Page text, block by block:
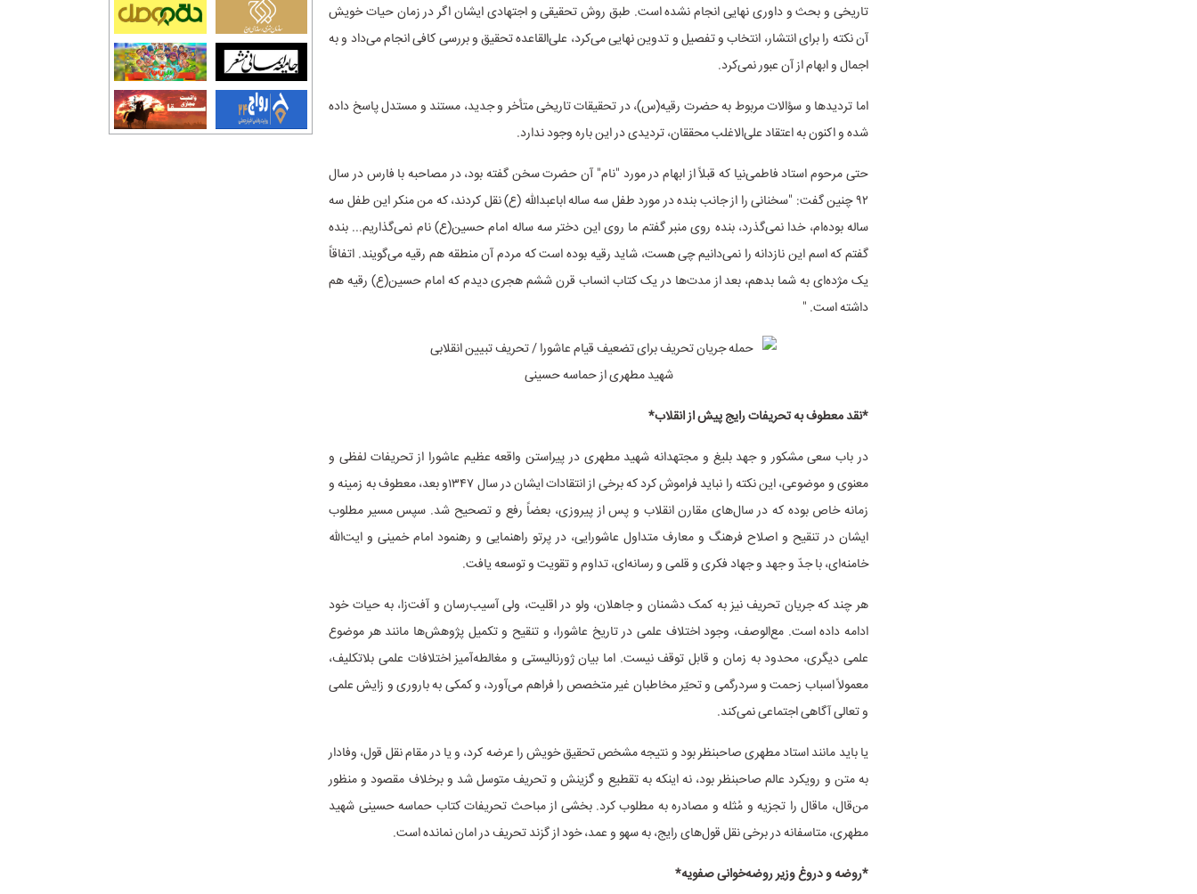
تاریخی و بحث و داوری نهایی انجام نشده است. طبق روش تحقیقی و اجتهادی ایشان اگر در زمان حیات خویش
آن نکته را برای انتشار، انتخاب و تفصیل و تدوین نهایی می‌کرد، علی‌القاعده تحقیق و بررسی کافی انجام می‌داد و به
اجمال و ابهام از آن عبور نمی‌کرد.
اما تردیدها و سؤالات مربوط به حضرت رقیه(س)، در تحقیقات تاریخی متأخر و جدید، مستند و مستدل پاسخ داده
شده و اکنون به اعتقاد علی‌الاغلب محققان، تردیدی در این باره وجود ندارد.
حتی مرحوم استاد فاطمی‌نیا که قبلاً از ابهام در مورد "نام" آن حضرت سخن گفته بود، در مصاحبه با فارس در سال
۹۲ چنین گفت: "سخنانی را از جانب بنده در مورد طفل سه ساله اباعبدالله (ع) نقل کردند، که من منکر این طفل سه
ساله بوده‌ام، خدا نمی‌گذرد، بنده روی منبر گفتم ما روی این دختر سه ساله امام حسین(ع) نام نمی‌گذاریم... بنده
گفتم که اسم این نازدانه را نمی‌دانیم چی هست، شاید رقیه بوده است که مردم آن منطقه هم رقیه می‌گویند. اتفاقاً
یک مژده‌ای به شما بدهم، بعد از مدت‌ها در یک کتاب انساب قرن ششم هجری دیدم که امام حسین(ع) رقیه‌ هم
داشته است. "
*نقد معطوف به تحریفات رایج پیش از انقلاب*
در باب سعی مشکور و جهد بلیغ و مجتهدانه شهید مطهری در پیراستن واقعه عظیم عاشورا از تحریفات لفظی و
معنوی و موضوعی، این نکته را نباید فراموش کرد که برخی از انتقادات ایشان در سال ۱۳۴۷و بعد، معطوف به زمینه و
زمانه خاص بوده که در سال‌های مقارن انقلاب و پس از پیروزی، بعضاً رفع و تصحیح شد. سپس مسیر مطلوب
ایشان در تنقیح و اصلاح فرهنگ و معارف متداول عاشورایی، در پرتو راهنمایی و رهنمود امام خمینی و ایت‌الله
خامنه‌ای، با جدّ و جهد و جهاد فکری و قلمی و رسانه‌ای، تداوم و تقویت و توسعه یافت.
هر چند که جریان تحریف نیز به کمک دشمنان و جاهلان، ولو در اقلیت، ولی آسیب‌رسان و آفت‌زا، به حیات خود
ادامه داده است. مع‌الوصف، وجود اختلاف علمی در تاریخ عاشورا، و تنقیح و تکمیل پژوهش‌ها مانند هر موضوع
علمی دیگری، محدود به زمان و قابل توقف نیست. اما بیان ژورنالیستی و مغالطه‌آمیز اختلافات علمی بلاتکلیف،
معمولاً اسباب زحمت و سردرگمی و تحیّر مخاطبان غیر متخصص را فراهم می‌آورد، و کمکی به باروری و زایش علمی
و تعالی آگاهی اجتماعی نمی‌کند.
یا باید مانند استاد مطهری صاحبنظر بود و نتیجه مشخص تحقیق خویش را عرضه کرد، و یا در مقام نقل قول، وفادار
به متن و رویکرد عالم صاحبنظر بود، نه اینکه به تقطیع و گزینش و تحریف متوسل شد و برخلاف مقصود و منظور
من‌قال، ماقال را تجزیه و مُثله و مصادره به مطلوب کرد. بخشی از مباحث تحریفات کتاب حماسه حسینی شهید
مطهری، متاسفانه در برخی نقل قول‌های رایج، به سهو و عمد، خود از گزند تحریف در امان نمانده است.
*روضه و دروغ وزیر روضه‌خوانی صفویه*